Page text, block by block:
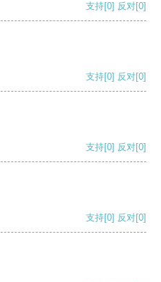
支持[0] 反对[0]
支持[0] 反对[0]
支持[0] 反对[0]
支持[0] 反对[0]